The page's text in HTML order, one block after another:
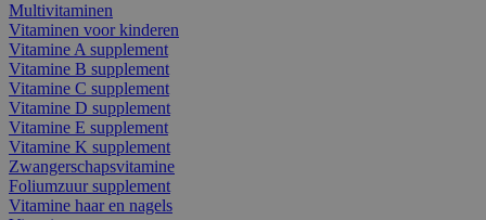
Multivitaminen
Vitaminen voor kinderen
Vitamine A supplement
Vitamine B supplement
Vitamine C supplement
Vitamine D supplement
Vitamine E supplement
Vitamine K supplement
Zwangerschapsvitamine
Foliumzuur supplement
Vitamine haar en nagels